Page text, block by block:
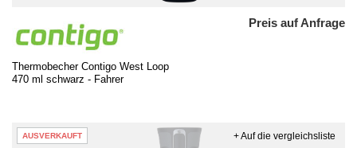
Thermobecher Contigo West Loop
470 ml schwarz - Fahrer
Preis auf Anfrage
AUSVERKAUFT + Auf die vergleichsliste